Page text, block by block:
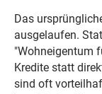
Das
ausgelaufen.
"Wohneigentum
Kredite statt
sind oft